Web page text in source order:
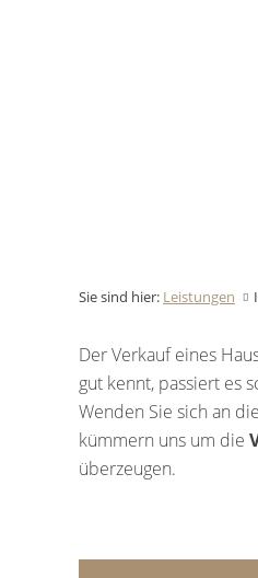
Sie sind hier: Leistungen
Der Verkauf eines
gut kennt, passiert es
Wenden Sie sich an
kümmern uns um die
überzeugen.